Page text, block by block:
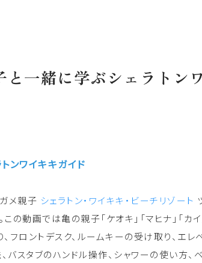
一緒に学ぶシェラトン
ンワイキキガイド
メ親子 シェラトン・ワイキキ・ビーチリゾート
の動画では亀の親子「ケオキ」「マヒナ」「カ
フロントデスク、ルームキーの受け取り、エ
スタブのハンドル操作、シャワーの使い方、